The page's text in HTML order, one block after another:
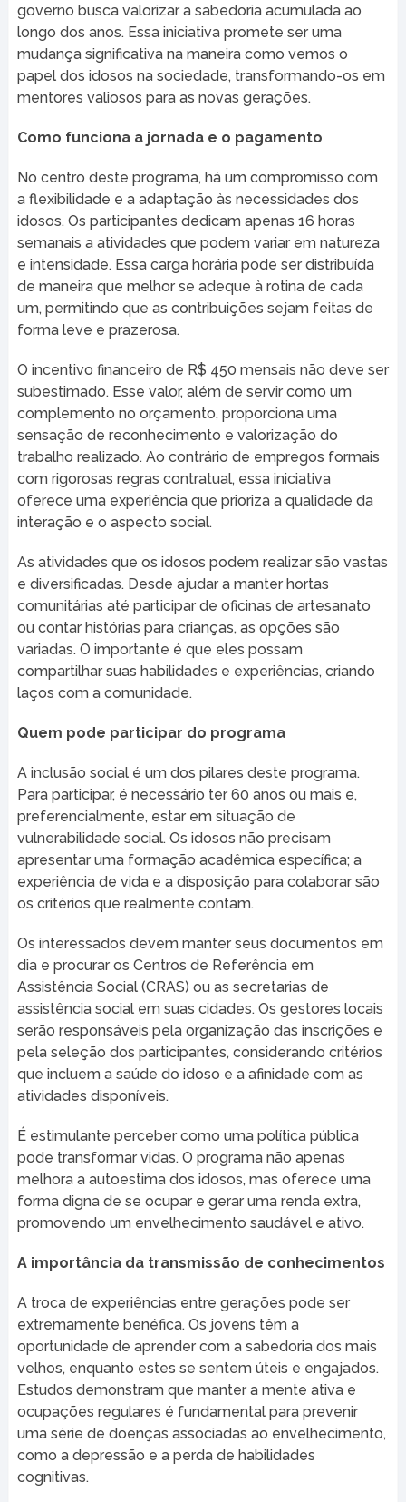
governo busca valorizar a sabedoria acumulada ao
longo dos anos. Essa iniciativa promete ser uma
mudança significativa na maneira como vemos o
papel dos idosos na sociedade, transformando-os em
mentores valiosos para as novas gerações.
Como funciona a jornada e o pagamento
No centro deste programa, há um compromisso com
a flexibilidade e a adaptação às necessidades dos
idosos. Os participantes dedicam apenas 16 horas
semanais a atividades que podem variar em natureza
e intensidade. Essa carga horária pode ser distribuída
de maneira que melhor se adeque à rotina de cada
um, permitindo que as contribuições sejam feitas de
forma leve e prazerosa.
O incentivo financeiro de R$ 450 mensais não deve ser
subestimado. Esse valor, além de servir como um
complemento no orçamento, proporciona uma
sensação de reconhecimento e valorização do
trabalho realizado. Ao contrário de empregos formais
com rigorosas regras contratual, essa iniciativa
oferece uma experiência que prioriza a qualidade da
interação e o aspecto social.
As atividades que os idosos podem realizar são vastas
e diversificadas. Desde ajudar a manter hortas
comunitárias até participar de oficinas de artesanato
ou contar histórias para crianças, as opções são
variadas. O importante é que eles possam
compartilhar suas habilidades e experiências, criando
laços com a comunidade.
Quem pode participar do programa
A inclusão social é um dos pilares deste programa.
Para participar, é necessário ter 60 anos ou mais e,
preferencialmente, estar em situação de
vulnerabilidade social. Os idosos não precisam
apresentar uma formação acadêmica específica; a
experiência de vida e a disposição para colaborar são
os critérios que realmente contam.
Os interessados devem manter seus documentos em
dia e procurar os Centros de Referência em
Assistência Social (CRAS) ou as secretarias de
assistência social em suas cidades. Os gestores locais
serão responsáveis pela organização das inscrições e
pela seleção dos participantes, considerando critérios
que incluem a saúde do idoso e a afinidade com as
atividades disponíveis.
É estimulante perceber como uma política pública
pode transformar vidas. O programa não apenas
melhora a autoestima dos idosos, mas oferece uma
forma digna de se ocupar e gerar uma renda extra,
promovendo um envelhecimento saudável e ativo.
A importância da transmissão de conhecimentos
A troca de experiências entre gerações pode ser
extremamente benéfica. Os jovens têm a
oportunidade de aprender com a sabedoria dos mais
velhos, enquanto estes se sentem úteis e engajados.
Estudos demonstram que manter a mente ativa e
ocupações regulares é fundamental para prevenir
uma série de doenças associadas ao envelhecimento,
como a depressão e a perda de habilidades
cognitivas.